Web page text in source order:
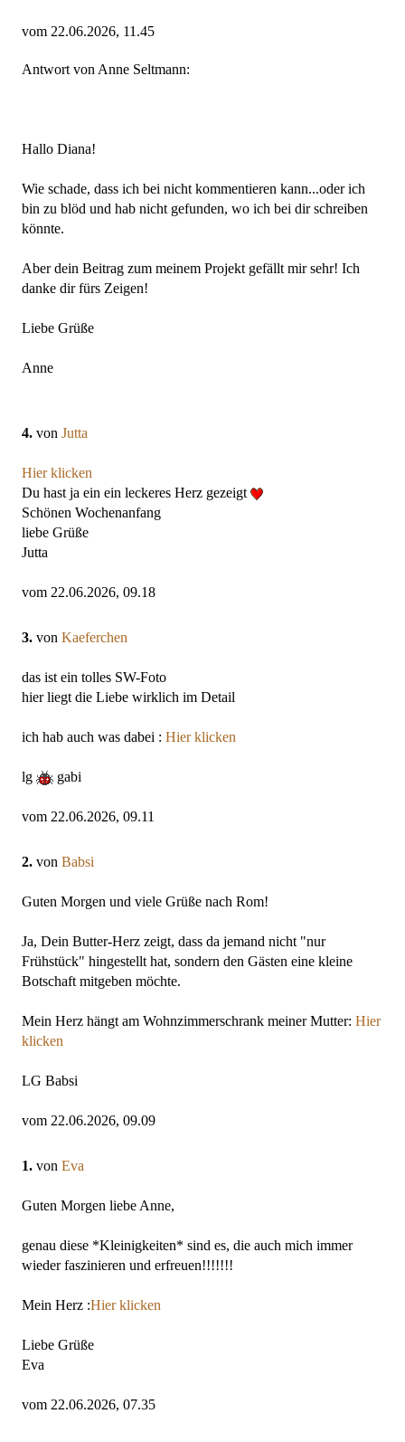
vom 22.06.2026, 11.45
Antwort von Anne Seltmann:
Hallo Diana!
Wie schade, dass ich bei nicht kommentieren kann...oder ich
bin zu blöd und hab nicht gefunden, wo ich bei dir schreiben
könnte.
Aber dein Beitrag zum meinem Projekt gefällt mir sehr! Ich
danke dir fürs Zeigen!
Liebe Grüße
Anne
4. von Jutta
Hier klicken
Du hast ja ein ein leckeres Herz gezeigt
Schönen Wochenanfang
liebe Grüße
Jutta
vom 22.06.2026, 09.18
3. von Kaeferchen
das ist ein tolles SW-Foto
hier liegt die Liebe wirklich im Detail
ich hab auch was dabei : Hier klicken
lg gabi
vom 22.06.2026, 09.11
2. von Babsi
Guten Morgen und viele Grüße nach Rom!
Ja, Dein Butter-Herz zeigt, dass da jemand nicht "nur
Frühstück" hingestellt hat, sondern den Gästen eine kleine
Botschaft mitgeben möchte.
Mein Herz hängt am Wohnzimmerschrank meiner Mutter: Hier
klicken
LG Babsi
vom 22.06.2026, 09.09
1. von Eva
Guten Morgen liebe Anne,
genau diese *Kleinigkeiten* sind es, die auch mich immer
wieder faszinieren und erfreuen!!!!!!!
Mein Herz :Hier klicken
Liebe Grüße
Eva
vom 22.06.2026, 07.35